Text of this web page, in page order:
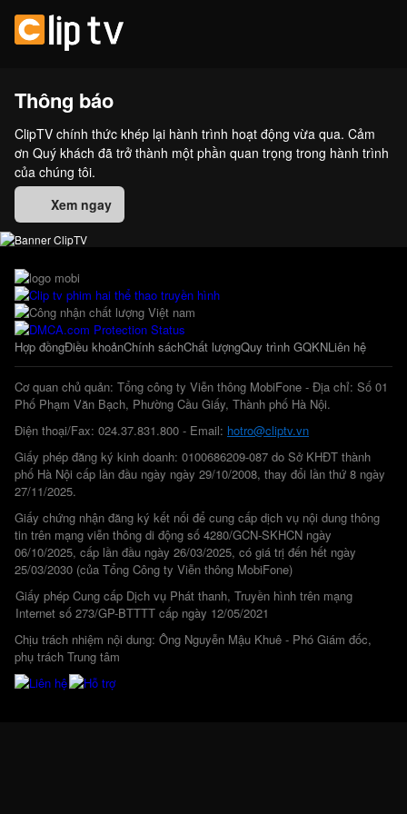
Thông báo
ClipTV chính thức khép lại hành trình hoạt động vừa qua. Cảm
ơn Quý khách đã trở thành một phần quan trọng trong hành trình
của chúng tôi.
Xem ngay
Hợp đồngĐiều khoảnChính sáchChất lượngQuy trình GQKNLiên hệ
Cơ quan chủ quản: Tổng công ty Viễn thông MobiFone - Địa chỉ: Số 01
Phố Phạm Văn Bạch, Phường Cầu Giấy, Thành phố Hà Nội.
Điện thoại/Fax: 024.37.831.800 - Email: hotro@cliptv.vn
Giấy phép đăng ký kinh doanh: 0100686209-087 do Sở KHĐT thành
phố Hà Nội cấp lần đầu ngày ngày 29/10/2008, thay đổi lần thứ 8 ngày
27/11/2025.
Giấy chứng nhận đăng ký kết nối để cung cấp dịch vụ nội dung thông
tin trên mạng viễn thông di động số 4280/GCN-SKHCN ngày
06/10/2025, cấp lần đầu ngày 26/03/2025, có giá trị đến hết ngày
25/03/2030 (của Tổng Công ty Viễn thông MobiFone)
Giấy phép Cung cấp Dịch vụ Phát thanh, Truyền hình trên mạng
Internet số 273/GP-BTTTT cấp ngày 12/05/2021
Chịu trách nhiệm nội dung: Ông Nguyễn Mậu Khuê - Phó Giám đốc,
phụ trách Trung tâm